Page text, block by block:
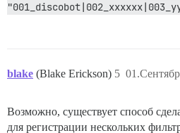
blake (Blake Erickson) 5
Возможно, существует способ
для регистрации нескольких